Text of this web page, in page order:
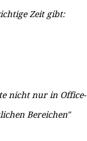
Zeit gibt:
nicht nur in Office-
Bereichen"